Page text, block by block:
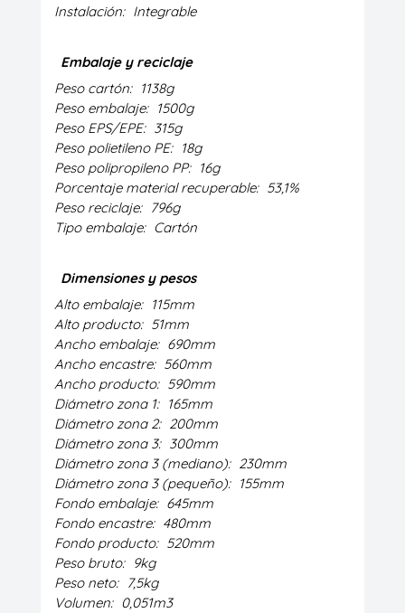
Instalación: Integrable
Embalaje y reciclaje
Peso cartón: 1138g
Peso embalaje: 1500g
Peso EPS/EPE: 315g
Peso polietileno PE: 18g
Peso polipropileno PP: 16g
Porcentaje material recuperable: 53,1%
Peso reciclaje: 796g
Tipo embalaje: Cartón
Dimensiones y pesos
Alto embalaje: 115mm
Alto producto: 51mm
Ancho embalaje: 690mm
Ancho encastre: 560mm
Ancho producto: 590mm
Diámetro zona 1: 165mm
Diámetro zona 2: 200mm
Diámetro zona 3: 300mm
Diámetro zona 3 (mediano): 230mm
Diámetro zona 3 (pequeño): 155mm
Fondo embalaje: 645mm
Fondo encastre: 480mm
Fondo producto: 520mm
Peso bruto: 9kg
Peso neto: 7,5kg
Volumen: 0,051m3